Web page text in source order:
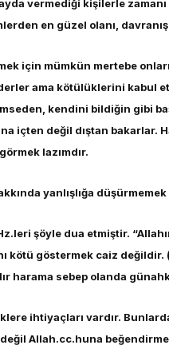
vermediği kişilerle
en güzel olanı,
için mümkün mertebe
ama kötülüklerini kabul
kendini bildiğin gibi
içten değil dıştan bakarlar.
lazımdır.
yanlışlığa
şöyle dua etmiştir.
kötü göstermek caiz
harama sebep olanda
ihtiyaçları vardır.
Allah.cc.huna